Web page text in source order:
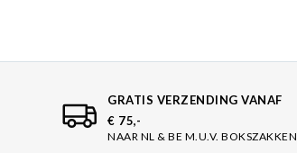
GRATIS VERZENDING VANAF
€ 75,-
NAAR NL & BE M.U.V. BOKSZAKKEN